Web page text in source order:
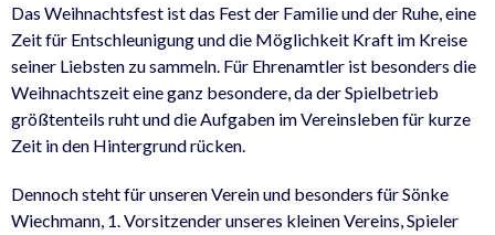
Das Weihnachtsfest ist das Fest der Familie und der Ruhe, eine
Zeit für Entschleunigung und die Möglichkeit Kraft im Kreise
seiner Liebsten zu sammeln. Für Ehrenamtler ist besonders die
Weihnachtszeit eine ganz besondere, da der Spielbetrieb
größtenteils ruht und die Aufgaben im Vereinsleben für kurze
Zeit in den Hintergrund rücken.
Dennoch steht für unseren Verein und besonders für Sönke
Wiechmann, 1. Vorsitzender unseres kleinen Vereins, Spieler